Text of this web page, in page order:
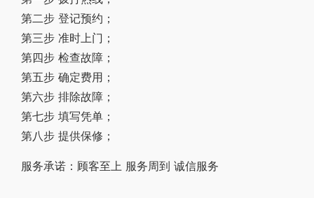
第二步 登记预约；
第三步 准时上门；
第四步 检查故障；
第五步 确定费用；
第六步 排除故障；
第七步 填写凭单；
第八步 提供保修；
服务承诺：顾客至上 服务周到 诚信服务